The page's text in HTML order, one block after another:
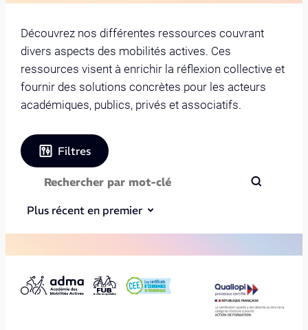
Découvrez nos différentes ressources couvrant
divers aspects des mobilités actives. Ces
ressources visent à enrichir la réflexion collective et
fournir des solutions concrètes pour les acteurs
académiques, publics, privés et associatifs.
Filtres
Plus récent en premier